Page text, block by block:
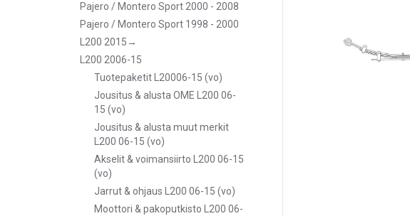
Pajero / Montero Sport 2000 - 2008
Pajero / Montero Sport 1998 - 2000
L200 2015→
L200 2006-15
Tuotepaketit L20006-15 (vo)
Jousitus & alusta OME L200 06-
15 (vo)
Jousitus & alusta muut merkit
L200 06-15 (vo)
Akselit & voimansiirto L200 06-15
(vo)
Jarrut & ohjaus L200 06-15 (vo)
Moottori & pakoputkisto L200 06-